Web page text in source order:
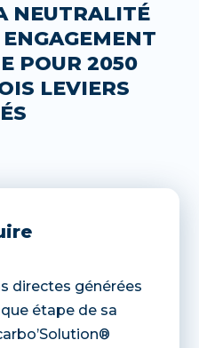
NEUTRALITÉ
POUR 2050
LEVIERS
directes générées
étape de sa